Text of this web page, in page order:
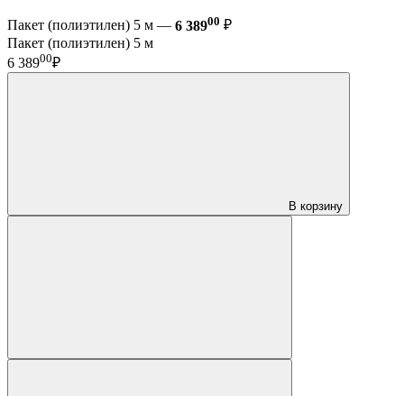
Пакет (полиэтилен) 5 м — 6 38900 ₽
Пакет (полиэтилен) 5 м
6 38900₽
В корзину